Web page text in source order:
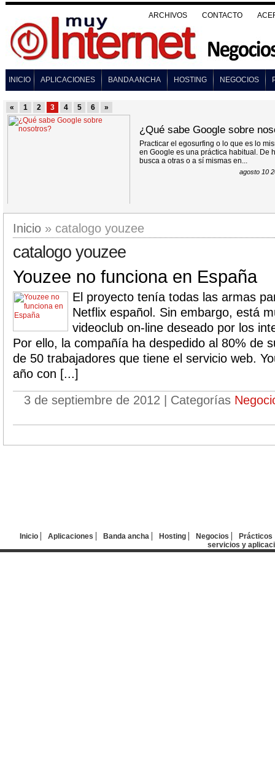
ARCHIVOS CONTACTO
INICIO APLICACIONES BANDA ANCHA HOSTING NEGOCIOS
« 1 2 3 4 5 6 »
¿Qué sabe Google sobre
Practicar el egosurfing o lo que es lo
en Google es una práctica habitual. De
busca a otras o a sí mismas en...
agosto 10
Inicio » catalogo youzee
catalogo youzee
Youzee no funciona en España
El proyecto tenía todas las armas
Netflix español. Sin embargo, está
videoclub on-line deseado por los
Por ello, la compañía ha despedido al 80% de
de 50 trabajadores que tiene el servicio web.
año con [...]
3 de septiembre de 2012 | Categorías
Inicio Aplicaciones Banda ancha Hosting Negocios
Prácticos
servicios y